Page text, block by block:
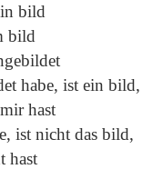
bild
bild
habe, ist ein bild,
hast
ist nicht das bild,
hast